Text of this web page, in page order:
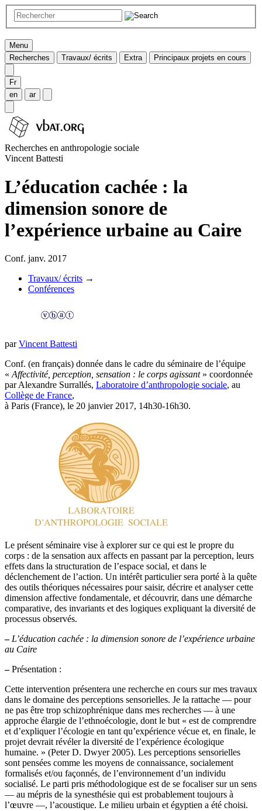
Menu
Recherches
Travaux/ écrits Extra Principaux projets en cours
Fr
en
ar
Recherches en anthropologie sociale
Vincent Battesti
L’éducation cachée : la
dimension sonore de
l’expérience urbaine au Caire
Conf. janv. 2017
Travaux/ écrits →
Conférences
parVincent Battesti
Conf. (en français) donnée dans le cadre du séminaire de l’équipe
«Affectivité, perception, sensation : le corps agissant» coordonnée
par Alexandre Surrallés, Laboratoire d’anthropologie sociale, au
Collège de France,
à Paris (France), le 20 janvier 2017, 14h30-16h30.
Le présent séminaire vise à explorer sur ce qui est le propre du
corps : de la sensation aux affects en passant par la perception, leurs
effets dans la structuration de l’espace social, et dans le
déclenchement de l’action. Un intérêt particulier sera porté à la quête
des outils théoriques nécessaires pour saisir, décrire et analyser cette
dimension affective fondamentale, et découvrir, dans une démarche
comparative, des invariants et des logiques expliquant la diversité de
processus observés.
– L’éducation cachée : la dimension sonore de l’expérience urbaine
au Caire
–Présentation :
Cette intervention présentera une recherche en cours sur mes travaux
dans le domaine des perceptions sensorielles. Je la rattache — pour
ne pas être trop schizophrénique dans mes recherches — à une
approche élargie de l’ethnoécologie, dont le but « est de comprendre
et d’expliquer l’écologie en tant qu’expérience vécue et, en finale, le
projet devrait révéler la diversité de l’expérience écologique
humaine. » (Peter D. Dwyer 2005). Les perceptions sensorielles
sont pensées comme les moyens de connaissance, socialement
formalisés et/ou façonnés, de l’environnement d’un individu
socialisé. Le parti pris méthodologique est de se focaliser sur un sens
— au mépris de la synesthésie qui est probablement toujours à
l’œuvre —, l’acoustique. Le milieu urbain et égyptien a été choisi.